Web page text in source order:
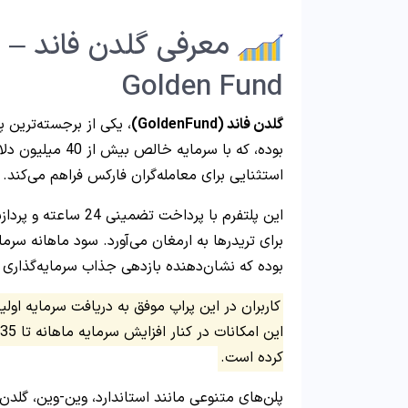
معرفی گلدن فاند
Golden Fund
گلدن فاند (GoldenFund)
استثنایی برای معامله‌گران فارکس فراهم می‌کند.
بوده که نشان‌دهنده بازدهی جذاب سرمایه‌گذاری
این امکانات در کنار افزایش سرمایه ماهانه تا 35%، گلدن فاند را به یکی از بهترین
کرده است.
پلن‌های متنوعی مانند استاندارد، وین-وین،